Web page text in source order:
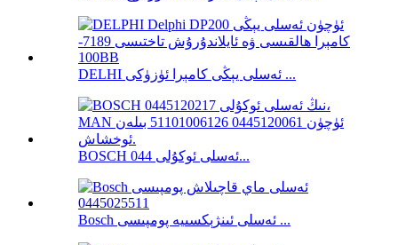
DELHI ئەسلى يېڭى كامېرا ئۈزۈكى ...
BOSCH ئەسلى ئوكۇلى 044...
Bosch ئەسلى ئىنژېكسىيە پومپىسى ...